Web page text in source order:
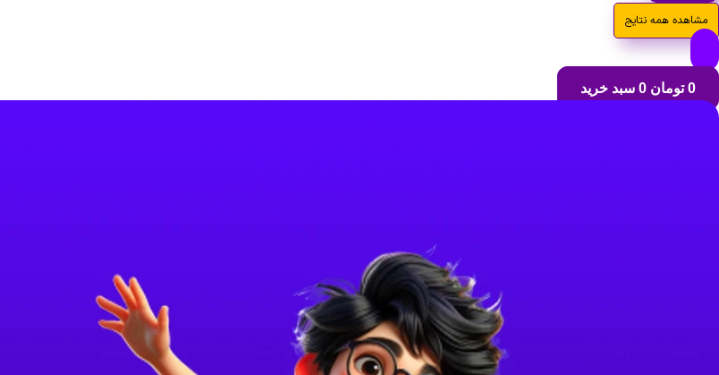
مشاهده همه نتایج
0 تومان 0 سبد خرید